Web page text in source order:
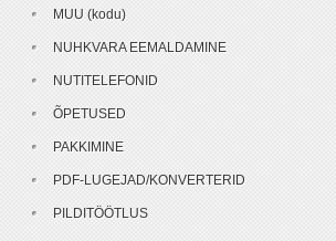
MUU (kodu)
NUHKVARA EEMALDAMINE
NUTITELEFONID
ÕPETUSED
PAKKIMINE
PDF-LUGEJAD/KONVERTERID
PILDITÖÖTLUS